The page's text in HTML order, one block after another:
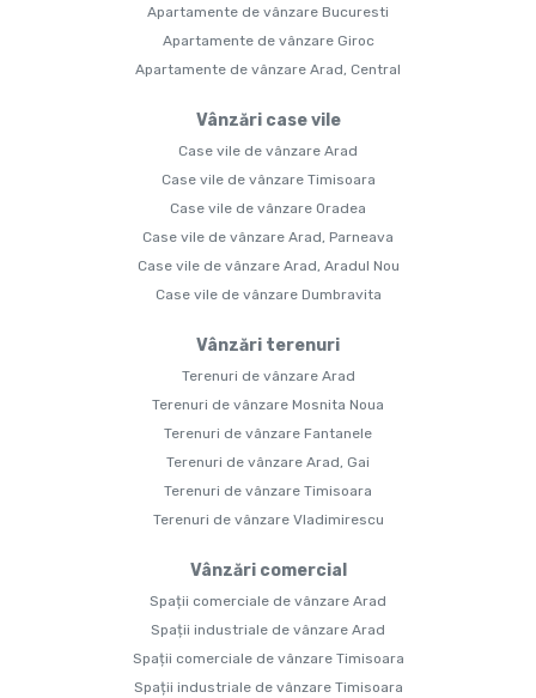
Apartamente de vânzare Bucuresti
Apartamente de vânzare Giroc
Apartamente de vânzare Arad, Central
Vânzări case vile
Case vile de vânzare Arad
Case vile de vânzare Timisoara
Case vile de vânzare Oradea
Case vile de vânzare Arad, Parneava
Case vile de vânzare Arad, Aradul Nou
Case vile de vânzare Dumbravita
Vânzări terenuri
Terenuri de vânzare Arad
Terenuri de vânzare Mosnita Noua
Terenuri de vânzare Fantanele
Terenuri de vânzare Arad, Gai
Terenuri de vânzare Timisoara
Terenuri de vânzare Vladimirescu
Vânzări comercial
Spații comerciale de vânzare Arad
Spații industriale de vânzare Arad
Spații comerciale de vânzare Timisoara
Spații industriale de vânzare Timisoara